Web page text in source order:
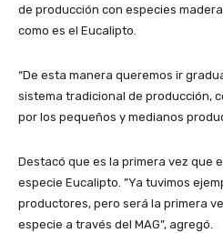
de producción con especies
como es el Eucalipto.
“De esta manera queremos ir
sistema tradicional de producción,
por los pequeños y medianos
Destacó que es la primera vez que
especie Eucalipto. ”Ya tuvimos
productores, pero será la primera
especie a través del MAG”, agregó.